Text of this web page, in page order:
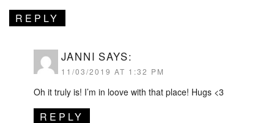
REPLY
JANNI SAYS:
11/03/2019 AT 1:32 PM
Oh it truly is! I’m in loove with that place! Hugs <3
REPLY